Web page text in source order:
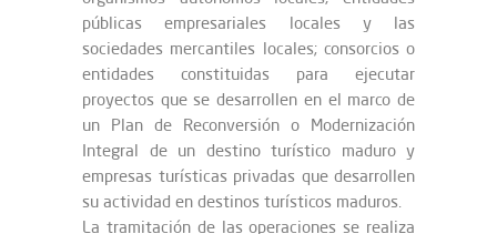
públicas empresariales locales y las
sociedades mercantiles locales; consorcios o
entidades constituidas para ejecutar
proyectos que se desarrollen en el marco de
un Plan de Reconversión o Modernización
Integral de un destino turístico maduro y
empresas turísticas privadas que desarrollen
su actividad en destinos turísticos maduros.
La tramitación de las operaciones se realiza